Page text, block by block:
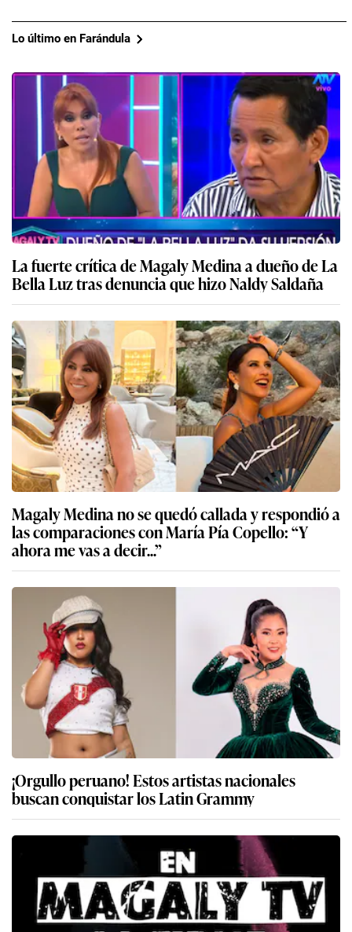
Lo último en Farándula
La fuerte crítica de Magaly Medina a dueño de La
Bella Luz tras denuncia que hizo Naldy Saldaña
Magaly Medina no se quedó callada y respondió a
las comparaciones con María Pía Copello: “Y
ahora me vas a decir...”
¡Orgullo peruano! Estos artistas nacionales
buscan conquistar los Latin Grammy